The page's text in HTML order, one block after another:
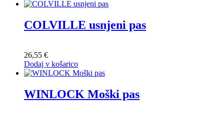
COLVILLE usnjeni pas
26,55 €
Dodaj v košarico
WINLOCK Moški pas